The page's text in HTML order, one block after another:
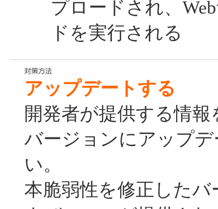
プロードされ、
ドを実行される
アップデートする
開発者が提供する情
バージョンにアップ
い。
本脆弱性を修正したバ